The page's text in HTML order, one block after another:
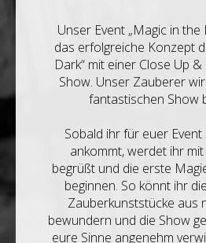
Unser Event „Magic in the
das erfolgreiche Konzept
Dark“ mit einer Close Up
Show. Unser Zauberer
fantastischen Show
Sobald ihr für euer
ankommt, werdet ihr
begrüßt und die erste
beginnen. So könnt ihr
Zauberkunststücke aus
bewundern und die Show
eure Sinne angenehm